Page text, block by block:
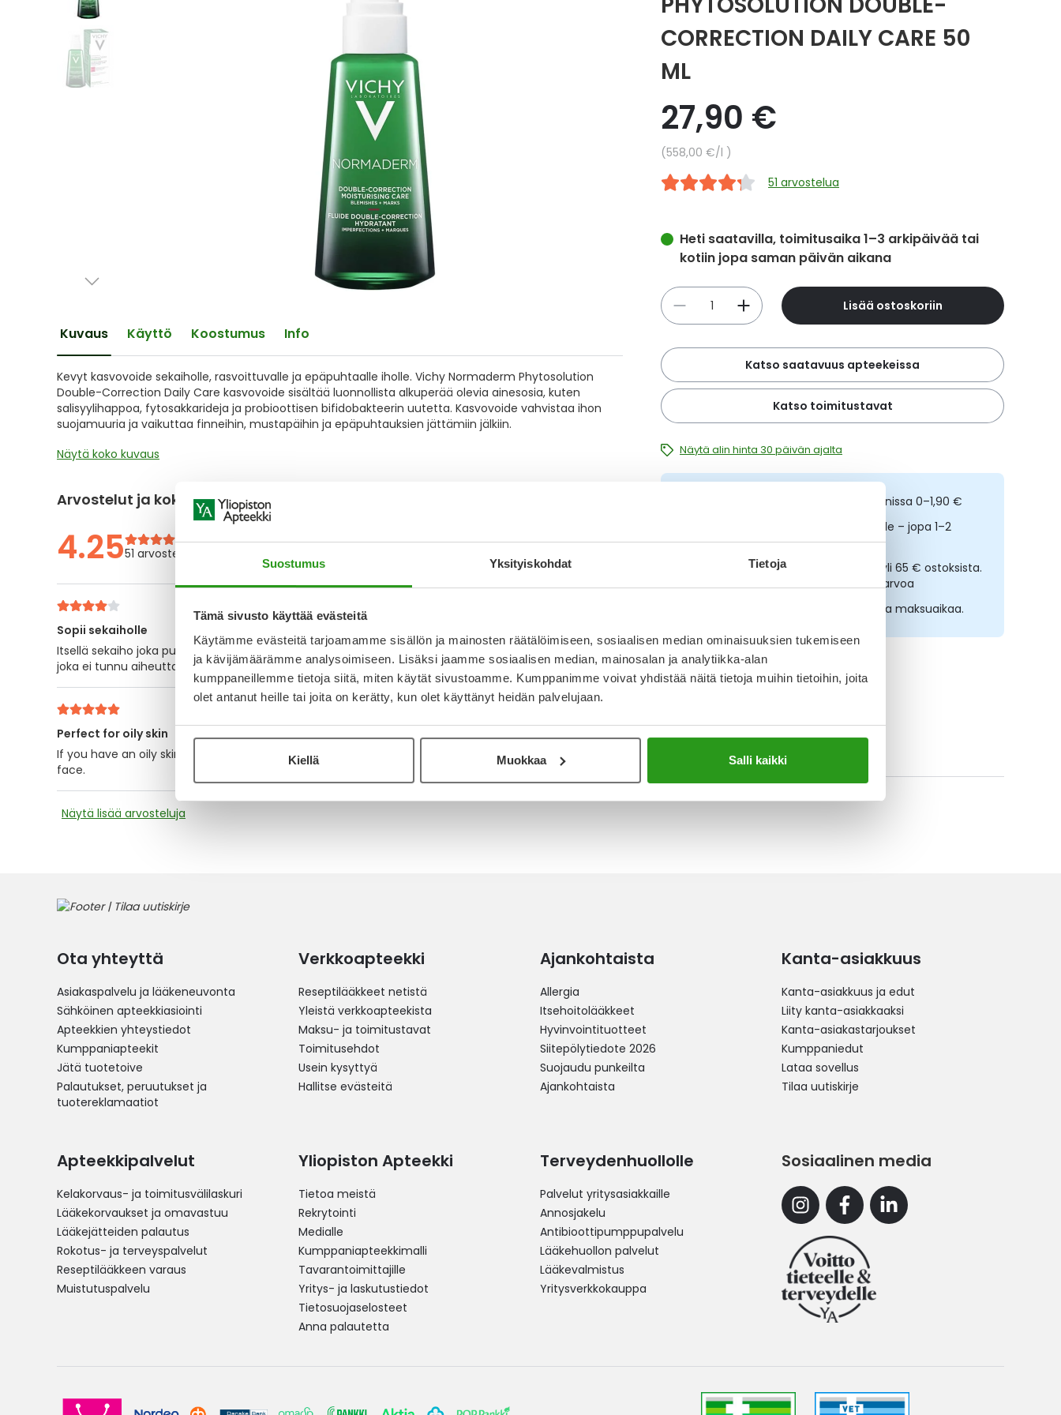
Suostumus Yksityiskohdat Tietoja
Tämä sivusto käyttää evästeitä
Käytämme evästeitä tarjoamamme sisällön ja mainosten räätälöimiseen, sosiaalisen median ominaisuuksien tukemiseen
ja kävijämäärämme analysoimiseen. Lisäksi jaamme sosiaalisen median, mainosalan ja analytiikka-alan
kumppaneillemme tietoja siitä, miten käytät sivustoamme. Kumppanimme voivat yhdistää näitä tietoja muihin tietoihin, joita
olet antanut heille tai joita on kerätty, kun olet käyttänyt heidän palvelujaan.
Kiellä Muokkaa Salli kaikki
images
gallery
the
the
images
gallery
Kuvaus Käyttö Koostumus Info
Kevyt kasvovoide sekaiholle, rasvoittuvalle ja epäpuhtaalle iholle. Vichy Normaderm Phytosolution
Double-Correction Daily Care kasvovoide sisältää luonnollista alkuperää olevia ainesosia, kuten
salisyylihappoa, fytosakkarideja ja probioottisen bifidobakteerin uutetta. Kasvovoide vahvistaa ihon
suojamuuria ja vaikuttaa finneihin, mustapäihin ja epäpuhtauksien jättämiin jälkiin.
Näytä koko kuvaus
Arvostelut ja kokemuksia
4.2551 arvostelua Kirjoita arvostelu
Sopii sekaiholle
Itsellä sekaiho joka puhkeaa todella herkästi kosteusvoiteista. Tämä on ollut tähän mennessä ainoa
joka ei tunnu aiheuttavan näppyjä ja on myös koostumukseltaan mukavan kevyt.
Perfect for oily skin
If you have an oily skin, this is perfect! My skin is not oily as before. Gives a natural matte finish to
face.
Näytä lisää arvosteluja
CORRECTION DAILY CARE 50
ML
27,90 €
Yksikköhinta
558,00 €/l
51 arvostelua
Heti saatavilla, toimitusaika 1–3 arkipäivää tai
kotiin jopa saman päivän aikana
Määrä
Lisää ostoskoriin
Katso saatavuus apteekeissa
Katso toimitustavat
Näytä alin hinta 30 päivän ajalta
Tilaa netistä, nouda kolmessa tunnissa 0–1,90 €
Nopeampi toimitus reseptilääkkeille – jopa 1–2
arkipäivässä
Ilmainen toimitus noutopisteisiin yli 65 € ostoksista.
Lääkkeet eivät kerrytä ostoskorin arvoa
Osta nyt, saat 45 päivää korotonta maksuaikaa.
Ota yhteyttä
Asiakaspalvelu ja lääkeneuvonta
Sähköinen apteekkiasiointi
Apteekkien yhteystiedot
Kumppaniapteekit
Jätä tuotetoive
Palautukset, peruutukset ja
tuotereklamaatiot
Verkkoapteekki
Reseptilääkkeet netistä
Yleistä verkkoapteekista
Maksu- ja toimitustavat
Toimitusehdot
Usein kysyttyä
Hallitse evästeitä
Ajankohtaista
Allergia
Itsehoitolääkkeet
Hyvinvointituotteet
Siitepölytiedote 2026
Suojaudu punkeilta
Ajankohtaista
Kanta-asiakkuus
Kanta-asiakkuus ja edut
Liity kanta-asiakkaaksi
Kanta-asiakastarjoukset
Kumppaniedut
Lataa sovellus
Tilaa uutiskirje
Apteekkipalvelut
Kelakorvaus- ja toimitusvälilaskuri
Lääkekorvaukset ja omavastuu
Lääkejätteiden palautus
Rokotus- ja terveyspalvelut
Reseptilääkkeen varaus
Muistutuspalvelu
Yliopiston Apteekki
Tietoa meistä
Rekrytointi
Medialle
Kumppaniapteekkimalli
Tavarantoimittajille
Yritys- ja laskutustiedot
Tietosuojaselosteet
Anna palautetta
Terveydenhuollolle
Palvelut yritysasiakkaille
Annosjakelu
Antibioottipumppupalvelu
Lääkehuollon palvelut
Lääkevalmistus
Yritysverkkokauppa
Sosiaalinen media
InstagramFacebookLinkedin